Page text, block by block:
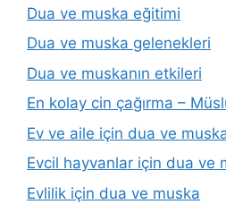
Dua ve muska eğitimi
Dua ve muska gelenekleri
Dua ve muskanın etkileri
En kolay cin çağırma –
Ev ve aile için dua ve
Evcil hayvanlar için dua ve
Evlilik için dua ve muska